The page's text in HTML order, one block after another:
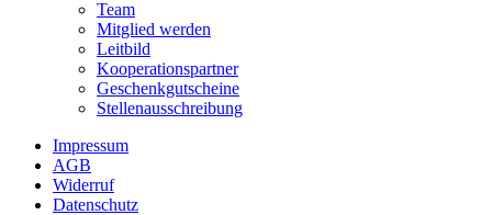
Team
Mitglied werden
Leitbild
Kooperationspartner
Geschenkgutscheine
Stellenausschreibung
Impressum
AGB
Widerruf
Datenschutz